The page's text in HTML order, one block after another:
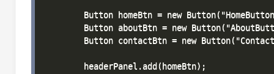
Button homeBtn = new
Button aboutBtn = new
Button contactBtn = new
        headerPanel.add(homeBtn);